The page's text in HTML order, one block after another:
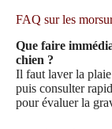
FAQ sur les
Que faire
chien ?
Il faut laver la plaie
puis consulter
pour évaluer la